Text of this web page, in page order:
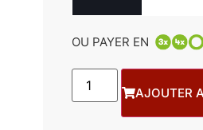
OU PAYER EN
AJOUTER